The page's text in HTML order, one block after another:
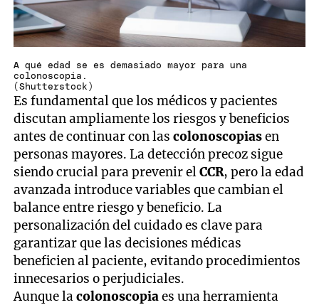
A qué edad se es demasiado mayor para una
colonoscopia.
(Shutterstock)
Es fundamental que los médicos y pacientes
discutan ampliamente los riesgos y beneficios
antes de continuar con lascolonoscopiasen
personas mayores. La detección precoz sigue
siendo crucial para prevenir elCCR, pero la edad
avanzada introduce variables que cambian el
balance entre riesgo y beneficio. La
personalización del cuidado es clave para
garantizar que las decisiones médicas
beneficien al paciente, evitando procedimientos
innecesarios o perjudiciales.
Aunque lacolonoscopiaes una herramienta